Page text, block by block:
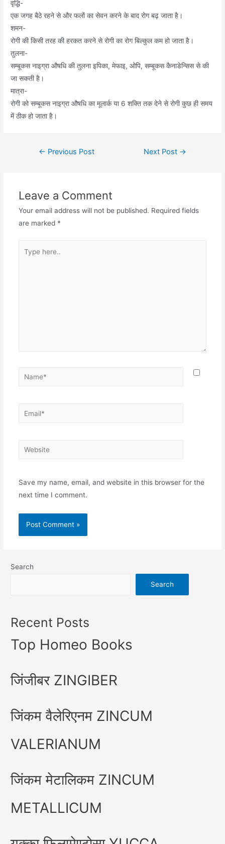
वृद्धि-
एक जगह बैठे रहने से और फलों का सेवन करने के बाद रोग बढ़ जाता है।
शमन-
रोगी की किसी तरह की हरकत करने से रोगी का रोग बिल्कुल कम हो जाता है।
तुलना-
सम्बूकस नाइग्रा औषधि की तुलना इपिका, मेफाइ, ओपि, सम्बूकस कैनाडेन्सिस से की
जा सकती है।
मात्रा-
रोगी को सम्बूकस नाइग्रा औषधि का मूलार्क या 6 शक्ति तक देने से रोगी कुछ ही समय
में ठीक हो जाता है।
Post← Previous Post Next Post →
Leave a Comment
Your email address will not be published. Required fields
are marked *
here..
Name*
Email*
Website
Save my name, email, and website in this browser for the
next time I comment.
Search
Search
Recent Posts
Top Homeo Books
जिंजीबर ZINGIBER
जिंकम वैलेरिएनम ZINCUM
VALERIANUM
जिंकम मेटालिकम ZINCUM
METALLICUM